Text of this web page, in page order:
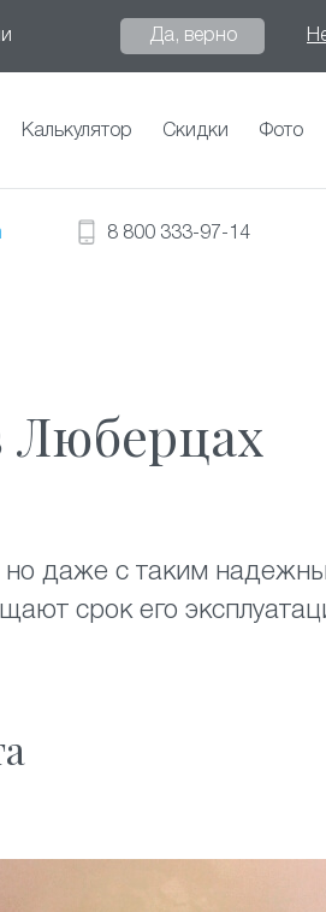
Да, верно
Калькулятор Скидки Фото
8 800 333-97-14
Люберцах
но даже с таким
срок его